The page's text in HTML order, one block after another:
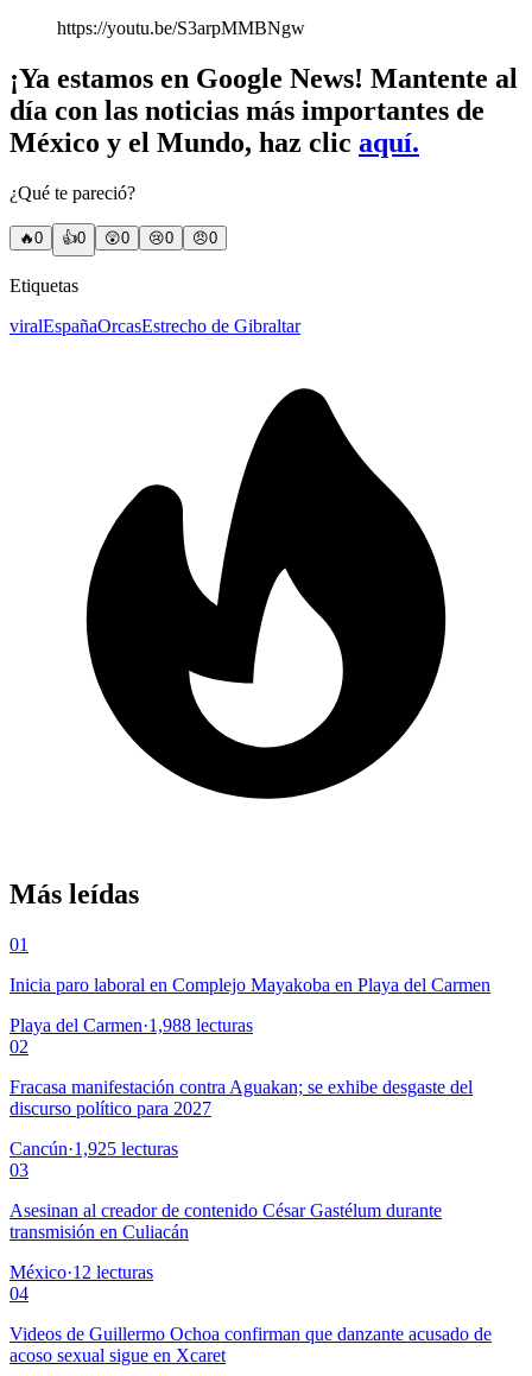
https://youtu.be/S3arpMMBNgw
¡Ya estamos en Google News! Mantente al
día con las noticias más importantes de
México y el Mundo, haz clic aquí.
¿Qué te pareció?
🔥0 👍0 😲0 😢0 😠0
Etiquetas
viralEspañaOrcasEstrecho de Gibraltar
Más leídas
01
Inicia paro laboral en Complejo Mayakoba en Playa del Carmen
Playa del Carmen·1,988 lecturas
02
Fracasa manifestación contra Aguakan; se exhibe desgaste del
discurso político para 2027
Cancún·1,925 lecturas
03
Asesinan al creador de contenido César Gastélum durante
transmisión en Culiacán
México·12 lecturas
04
Videos de Guillermo Ochoa confirman que danzante acusado de
acoso sexual sigue en Xcaret